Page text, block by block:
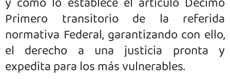
y como lo establece el artículo Décimo
Primero transitorio de la referida
normativa Federal, garantizando con ello,
el derecho a una justicia pronta y
expedita para los más vulnerables.